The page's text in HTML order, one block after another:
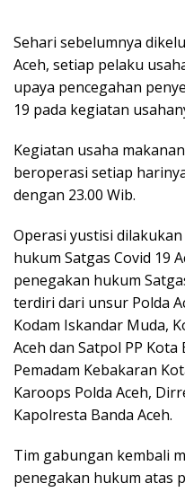
Sehari sebelumnya
Aceh, setiap pelaku
upaya pencegahan
19 pada kegiatan
Kegiatan usaha
beroperasi setiap
dengan 23.00 Wib.
Operasi yustisi
hukum Satgas Covid 19
penegakan hukum
terdiri dari unsur Polda
Kodam Iskandar Muda,
Aceh dan Satpol PP
Pemadam Kebakaran
Karoops Polda Aceh,
Kapolresta Banda Aceh.
Tim gabungan kembali
penegakan hukum atas